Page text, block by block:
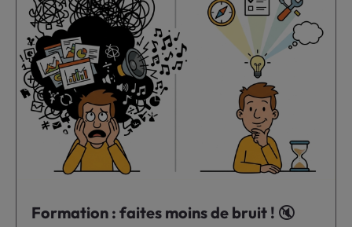
Formation : faites moins de bruit ! 🔇